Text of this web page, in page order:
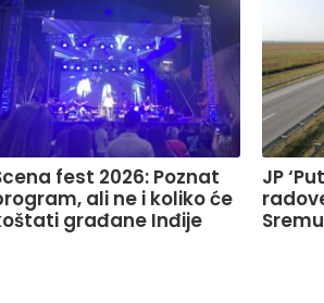
fest 2026: Poznat
ali ne i koliko će
građane Inđije
JP
Sremu